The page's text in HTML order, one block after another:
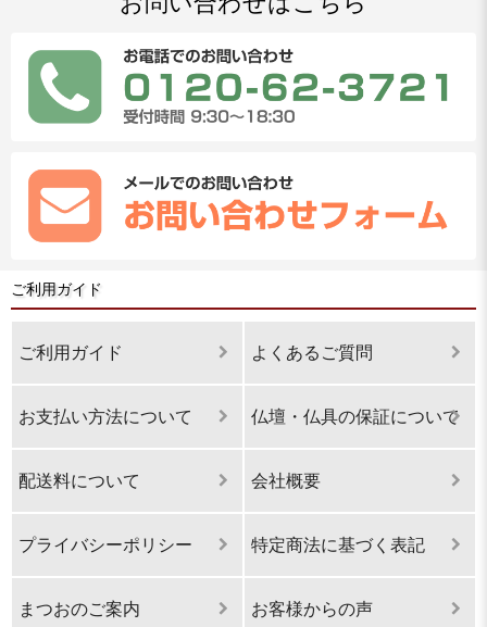
ご利用ガイド
ご利用ガイド よくあるご質問
お支払い方法について 仏壇・仏具の保証について
配送料について 会社概要
プライバシーポリシー 特定商法に基づく表記
まつおのご案内 お客様からの声